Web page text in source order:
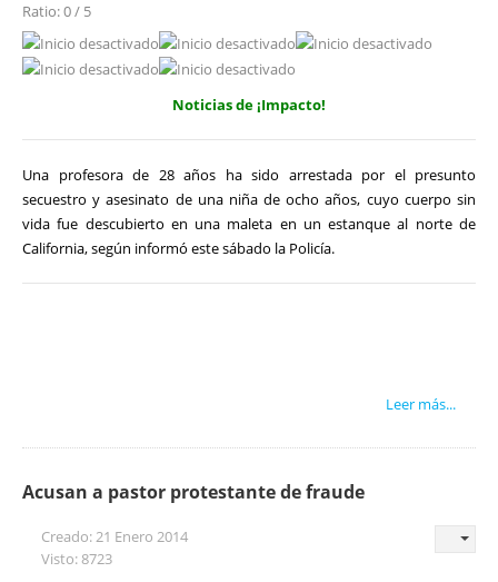
Ratio: 0 / 5
Noticias de ¡Impacto!
Una profesora de 28 años ha sido arrestada por el presunto
secuestro y asesinato de una niña de ocho años, cuyo cuerpo sin
vida fue descubierto en una maleta en un estanque al norte de
California, según informó este sábado la Policía.
Leer más...
Acusan a pastor protestante de fraude
Creado: 21 Enero 2014
Visto: 8723